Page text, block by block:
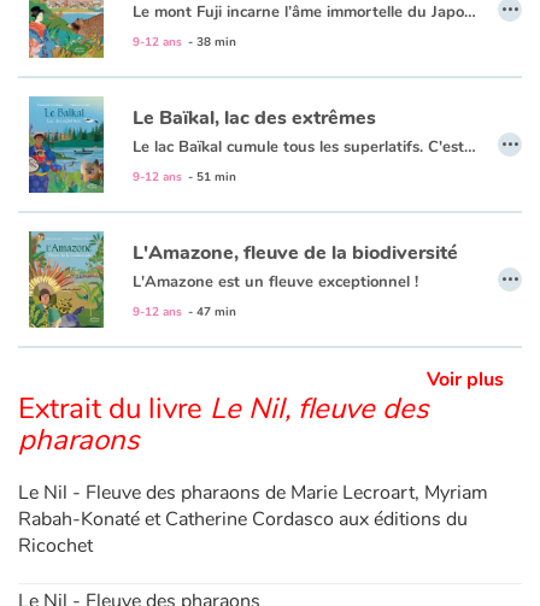
Le mont Fuji incarne l’âme immortelle du Japon. Les Japonais le vénèrent tel un sage ! Il fait partie intégrante de leur culture : il est sur les billets de banque, sur les logos de grandes marques, on réserve sa place de train ou d’avion de manière à pouvoir le contempler… De loin, on admire ses dimensions parfaites, et en s'approchant il nous livre tous ses trésors ! Par exemple, des grottes de glace ou des galeries souterraines, souvenirs des anciennes éruptions.
9-12 ans - 38 min
Le Baïkal, lac des extrêmes
Le lac Baïkal cumule tous les superlatifs. C'est le plus vieux, le plus profond lac du monde, et la plus grande réserve d'eau douce. Habité de longue date par des peuples anciens, il a été découvert tardivement par les Européens, au gré de chasses à la zibeline ! Cet espace perdu dans la taïga profonde et baigné par des conditions extrêmes attire depuis lors les plus courageux pour son étonnante biodiversité. L'eau du lac, filtrée par de minuscules organismes, est d'une pureté sans égal. Elle fascine les scientifiques en leur permettant d'observer le cosmos comme nulle part ailleurs grâce à des télescopes sous-marins ultras sophistiqués. Surplomber le Baïkal à bord du Transsibérien, croiser le nerpa (unique phoque d'eau douce du monde) ou se surpasser en s'élançant dans un marathon de glace... Il y a mille façons de vivre l'exploration du joyau de la nature sibérienne.
9-12 ans - 51 min
…
L'Amazone, fleuve de la biodiversité
L'Amazone est un fleuve exceptionnel !
Ensuite, des milliers de personnes vivent, travaillent et dépendent de lui depuis des millénaires. Aujourd'hui encore, scientifiques et archéologues découvrent des traces de ces civilisations précolombiennes.. Leurs modes de vie étaient toujours en osmose et en accord avec la nature. Sans jamais la dégrader ! Qu'en est-il aujourd'hui ? Comment l'arrivée des Européens et l'exploitation des matières premières a transformé le paysage amazonien ?
9-12 ans - 47 min
…
Voir plus
Extrait du livre Le Nil, fleuve des
pharaons
Le Nil - Fleuve des pharaons de Marie Lecroart, Myriam
Rabah-Konaté et Catherine Cordasco aux éditions du
Ricochet